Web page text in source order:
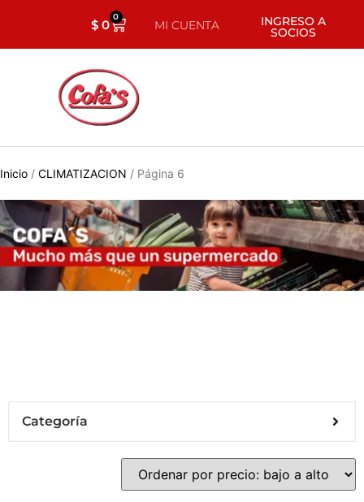
$0 0
MI CUENTA INGRESO A
SOCIOS
Inicio / CLIMATIZACION / Página 6
Categoría